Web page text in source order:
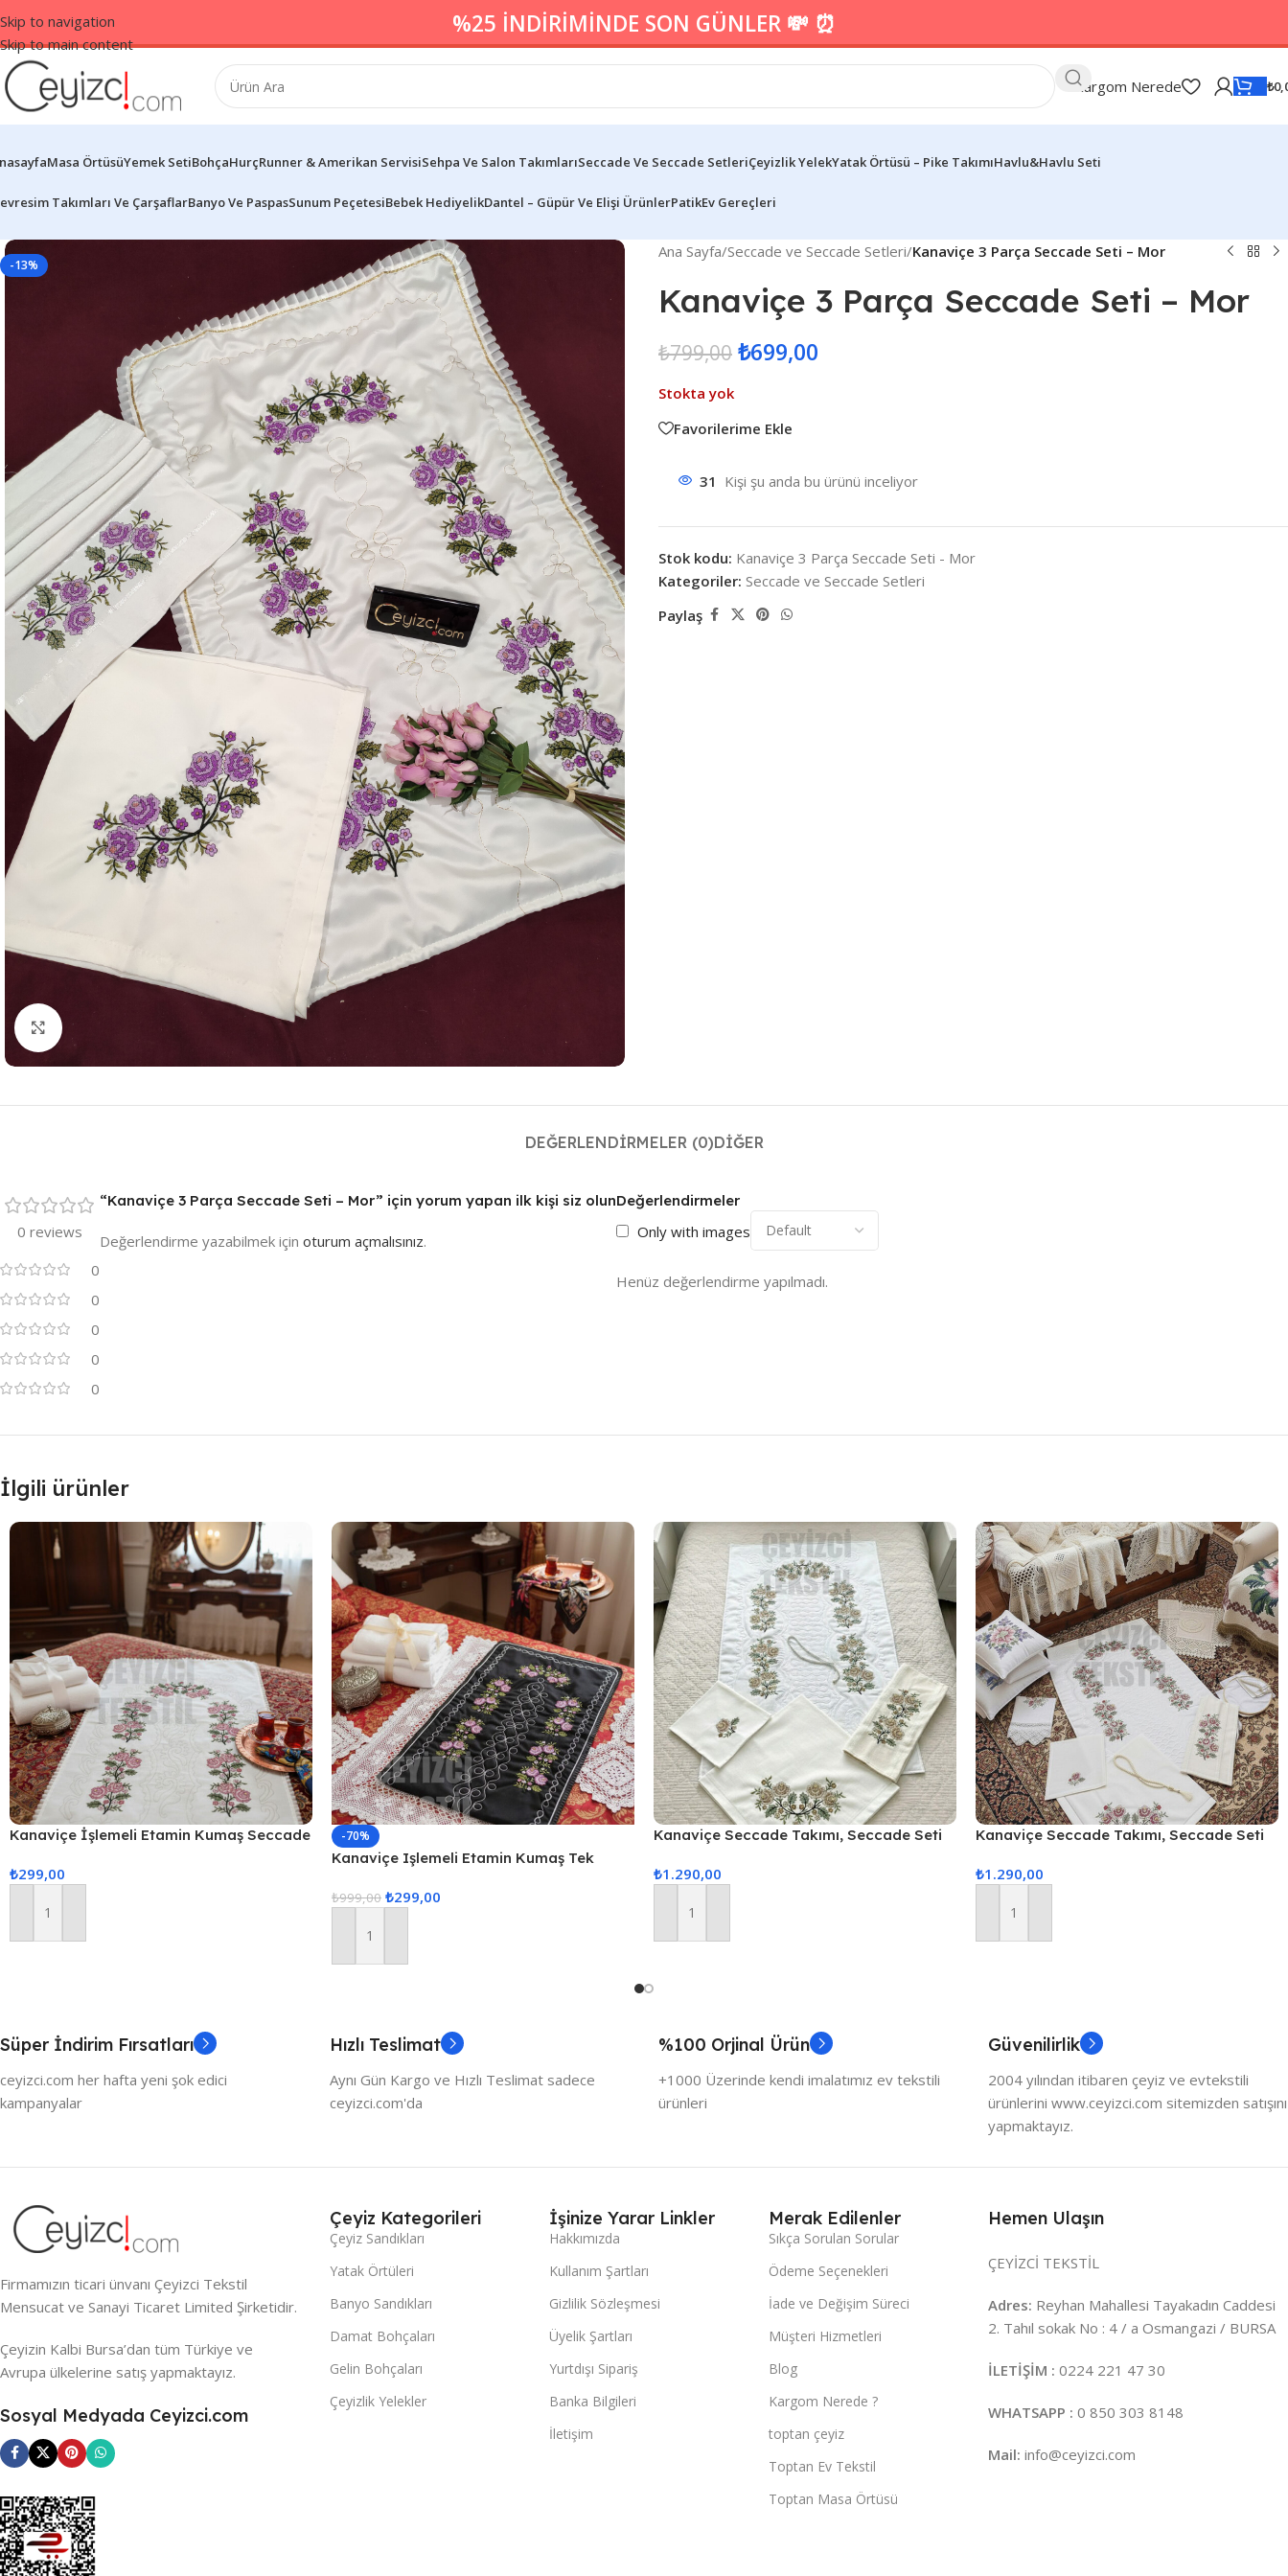
Skip to navigation
Skip to main content
%25 İNDİRİMİNDE SON GÜNLER 💸 ⏰
Kargom Nerede ₺
Masa ÖrtüsüYemek SetiBohçaHurçRunner & Amerikan ServisiSehpa Ve Salon TakımlarıSeccade Ve Seccade SetleriÇeyizlik YelekYatak Örtüsü – Pike TakımıHavlu&Havlu Seti
Takımları Ve ÇarşaflarBanyo Ve PaspasSunum PeçetesiBebek HediyelikDantel – Güpür Ve Elişi ÜrünlerPatikEv Gereçleri
-13%
Resmi Büyüt
Ana Sayfa/Seccade ve Seccade Setleri/Kanaviçe 3 Parça Seccade Seti – Mor
Kanaviçe 3 Parça Seccade Seti – Mor
₺799,00 ₺699,00
Stokta yok
Favorilerime Ekle
31 Kişi şu anda bu ürünü inceliyor
Stok kodu: Kanaviçe 3 Parça Seccade Seti - Mor
Kategoriler: Seccade ve Seccade Setleri
Paylaş
DEĞERLENDIRMELER (0)DIĞER
0 reviews
0
0
0
0
0
Değerlendirmeler
Only with images
Henüz değerlendirme yapılmadı.
“Kanaviçe 3 Parça Seccade Seti – Mor” için yorum yapan ilk kişi siz olun
Değerlendirme yazabilmek için oturum açmalısınız.
İlgili ürünler
Kanaviçe İşlemeli Etamin Kumaş Seccade
₺299,00
Sepete Ekle
-70%
Kanaviçe Işlemeli Etamin Kumaş Tek
₺999,00 ₺299,00
Sepete Ekle
Kanaviçe Seccade Takımı, Seccade Seti
Kanaviçe Takım – Kahve
₺1.290,00
Sepete Ekle
Kanaviçe Seccade Takımı, Seccade Seti
Kanaviçe Takım – Kırmızı
₺1.290,00
Sepete Ekle
Süper İndirim Fırsatları
ceyizci.com her hafta yeni şok edici
kampanyalar
Hızlı Teslimat
Aynı Gün Kargo ve Hızlı Teslimat sadece
ceyizci.com'da
%100 Orjinal Ürün
+1000 Üzerinde kendi imalatımız ev tekstili
ürünleri
Güvenilirlik
2004 yılından itibaren çeyiz ve evtekstili
ürünlerini www.ceyizci.com sitemizden satışını
yapmaktayız.
Firmamızın ticari ünvanı Çeyizci Tekstil
Mensucat ve Sanayi Ticaret Limited Şirketidir.
Çeyizin Kalbi Bursa’dan tüm Türkiye ve
Avrupa ülkelerine satış yapmaktayız.
Sosyal Medyada Ceyizci.com
Çeyiz Kategorileri
Çeyiz Sandıkları
Yatak Örtüleri
Banyo Sandıkları
Damat Bohçaları
Gelin Bohçaları
Çeyizlik Yelekler
İşinize Yarar Linkler
Hakkımızda
Kullanım Şartları
Gizlilik Sözleşmesi
Üyelik Şartları
Yurtdışı Sipariş
Banka Bilgileri
İletişim
Merak Edilenler
Sıkça Sorulan Sorular
Ödeme Seçenekleri
İade ve Değişim Süreci
Müşteri Hizmetleri
Blog
Kargom Nerede ?
toptan çeyiz
Toptan Ev Tekstil
Toptan Masa Örtüsü
Hemen Ulaşın
ÇEYİZCİ TEKSTİL
Adres: Reyhan Mahallesi Tayakadın Caddesi
2. Tahıl sokak No : 4 / a Osmangazi / BURSA
İLETİŞİM : 0224 221 47 30
WHATSAPP : 0 850 303 8148
Mail: info@ceyizci.com